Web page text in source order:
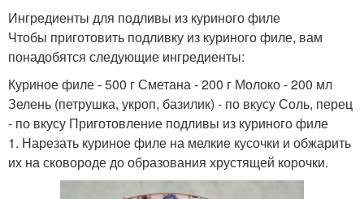
Ингредиенты для подливы из куриного филе
Чтобы приготовить подливку из куриного филе, вам
понадобятся следующие ингредиенты:
Куриное филе - 500 г Сметана - 200 г Молоко - 200 мл
Зелень (петрушка, укроп, базилик) - по вкусу Соль, перец
- по вкусу Приготовление подливы из куриного филе
1. Нарезать куриное филе на мелкие кусочки и обжарить
их на сковороде до образования хрустящей корочки.